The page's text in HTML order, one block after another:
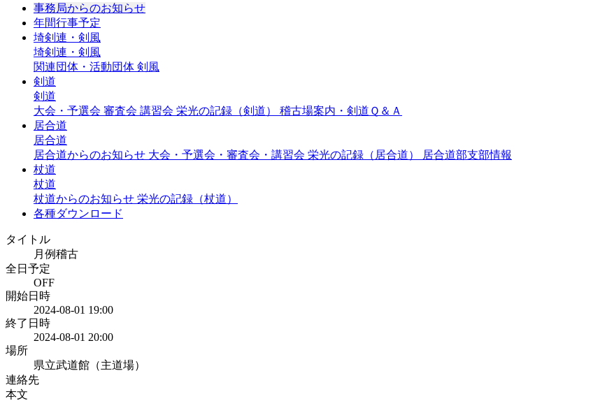
事務局からのお知らせ
年間行事予定
埼剣連・剣風
埼剣連・剣風
関連団体・活動団体 剣風
剣道
剣道
大会・予選会 審査会 講習会 栄光の記録（剣道） 稽古場案内・剣道Ｑ＆Ａ
居合道
居合道
居合道からのお知らせ 大会・予選会・審査会・講習会 栄光の記録（居合道）
居合道部支部情報
杖道
杖道
杖道からのお知らせ 栄光の記録（杖道）
各種ダウンロード
タイトル
月例稽古
全日予定
OFF
開始日時
2024-08-01 19:00
終了日時
2024-08-01 20:00
場所
県立武道館（主道場）
連絡先
本文